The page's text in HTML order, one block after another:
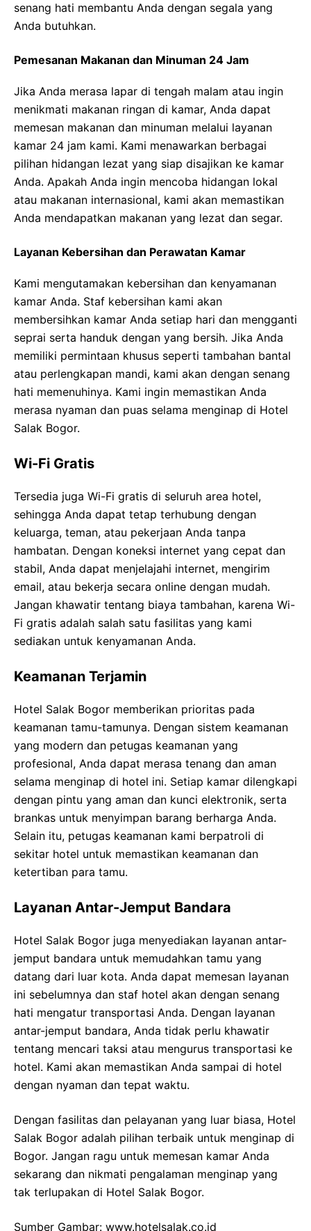
senang hati membantu Anda dengan segala yang
Anda butuhkan.
Pemesanan Makanan dan Minuman 24 Jam
Jika Anda merasa lapar di tengah malam atau ingin
menikmati makanan ringan di kamar, Anda dapat
memesan makanan dan minuman melalui layanan
kamar 24 jam kami. Kami menawarkan berbagai
pilihan hidangan lezat yang siap disajikan ke kamar
Anda. Apakah Anda ingin mencoba hidangan lokal
atau makanan internasional, kami akan memastikan
Anda mendapatkan makanan yang lezat dan segar.
Layanan Kebersihan dan Perawatan Kamar
Kami mengutamakan kebersihan dan kenyamanan
kamar Anda. Staf kebersihan kami akan
membersihkan kamar Anda setiap hari dan mengganti
seprai serta handuk dengan yang bersih. Jika Anda
memiliki permintaan khusus seperti tambahan bantal
atau perlengkapan mandi, kami akan dengan senang
hati memenuhinya. Kami ingin memastikan Anda
merasa nyaman dan puas selama menginap di Hotel
Salak Bogor.
Wi-Fi Gratis
Tersedia juga Wi-Fi gratis di seluruh area hotel,
sehingga Anda dapat tetap terhubung dengan
keluarga, teman, atau pekerjaan Anda tanpa
hambatan. Dengan koneksi internet yang cepat dan
stabil, Anda dapat menjelajahi internet, mengirim
email, atau bekerja secara online dengan mudah.
Jangan khawatir tentang biaya tambahan, karena Wi-
Fi gratis adalah salah satu fasilitas yang kami
sediakan untuk kenyamanan Anda.
Keamanan Terjamin
Hotel Salak Bogor memberikan prioritas pada
keamanan tamu-tamunya. Dengan sistem keamanan
yang modern dan petugas keamanan yang
profesional, Anda dapat merasa tenang dan aman
selama menginap di hotel ini. Setiap kamar dilengkapi
dengan pintu yang aman dan kunci elektronik, serta
brankas untuk menyimpan barang berharga Anda.
Selain itu, petugas keamanan kami berpatroli di
sekitar hotel untuk memastikan keamanan dan
ketertiban para tamu.
Layanan Antar-Jemput Bandara
Hotel Salak Bogor juga menyediakan layanan antar-
jemput bandara untuk memudahkan tamu yang
datang dari luar kota. Anda dapat memesan layanan
ini sebelumnya dan staf hotel akan dengan senang
hati mengatur transportasi Anda. Dengan layanan
antar-jemput bandara, Anda tidak perlu khawatir
tentang mencari taksi atau mengurus transportasi ke
hotel. Kami akan memastikan Anda sampai di hotel
dengan nyaman dan tepat waktu.
Dengan fasilitas dan pelayanan yang luar biasa, Hotel
Salak Bogor adalah pilihan terbaik untuk menginap di
Bogor. Jangan ragu untuk memesan kamar Anda
sekarang dan nikmati pengalaman menginap yang
tak terlupakan di Hotel Salak Bogor.
Sumber Gambar: www.hotelsalak.co.id